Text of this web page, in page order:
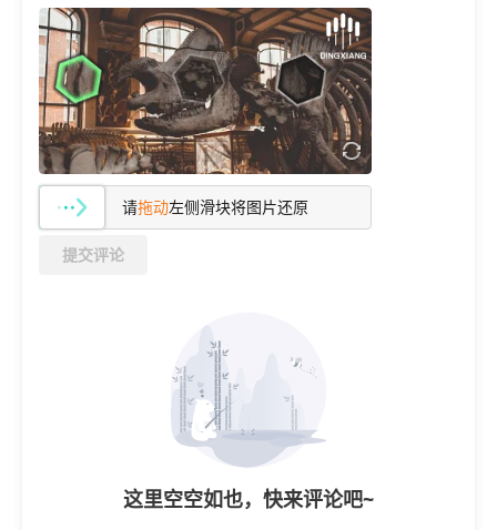
            }
        } Else {
            $width=$width;
            $height=$height;
        }
$nImg
ImageJpeg($nImg);// 以 JPEG 格
    } Else {// 如果是执行生成缩略图操作则
        $w=ImagesX($Img);
        $h=ImagesY($Img);
        $width = $w;
        $height = $h;
        IF($h/$w>$Dh/$Dw){// 高比较大
请拖动左侧滑块将图片还原
提交评论
这里空空如也，快来评论吧~